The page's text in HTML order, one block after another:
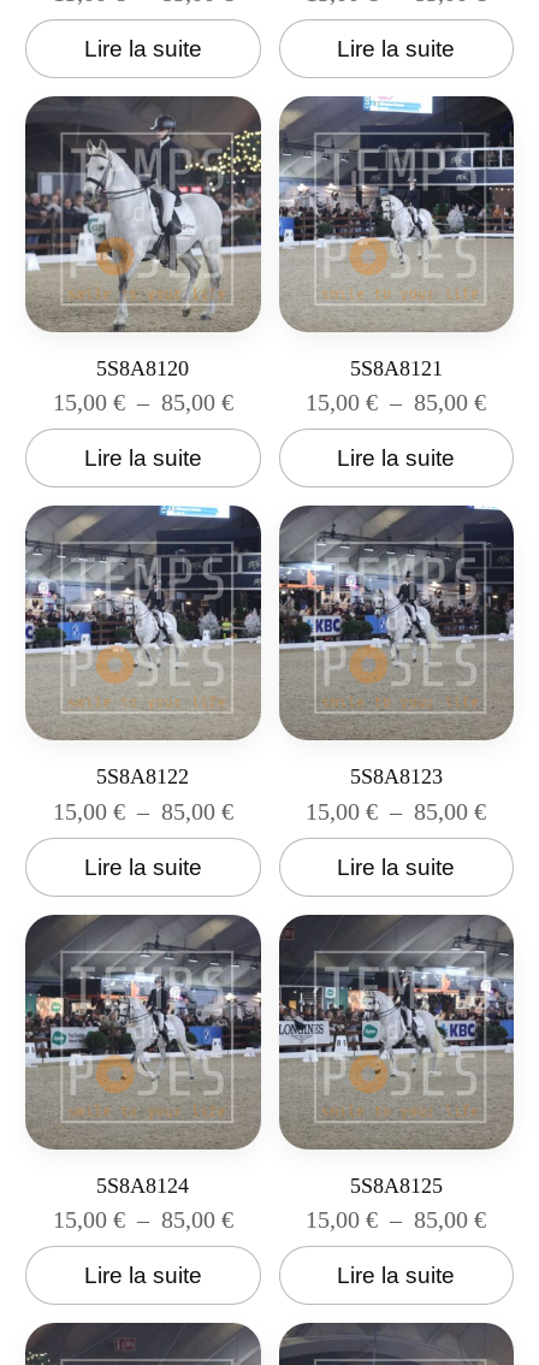
Lire la suite Lire la suite
5S8A8120
15,00 € – 85,00 €
Lire la suite
5S8A8121
15,00€ – 85,00€
Lire la suite
5S8A8122
15,00 € – 85,00 €
Lire la suite
5S8A8123
15,00€ – 85,00€
Lire la suite
5S8A8124
15,00 € – 85,00 €
Lire la suite
5S8A8125
15,00€ – 85,00€
Lire la suite